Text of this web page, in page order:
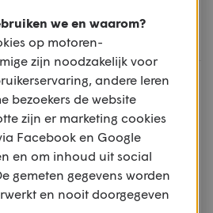
nieuws
NIEUWS
Special Metal: Indian
presenteert
gelimiteerde Chief
we en waarom?
op motoren-
zijn noodzakelijk voor
andere leren
bezoekers de website
zijn er marketing cookies
Facebook en Google
en om inhoud uit social
gemeten gegevens worden
en nooit doorgegeven